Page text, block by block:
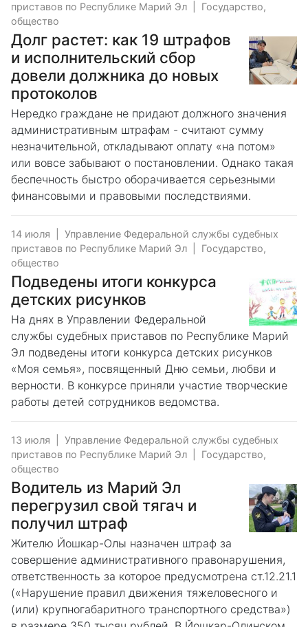
приставов по Республике Марий Эл
Государство,
общество
Долг растет: как 19 штрафов
и исполнительский сбор
довели должника до новых
протоколов
Нередко граждане не придают должного значения
административным штрафам - считают сумму
незначительной, откладывают оплату «на потом»
или вовсе забывают о постановлении. Однако такая
беспечность быстро оборачивается серьезными
финансовыми и правовыми последствиями.
14 июля
Управление Федеральной службы судебных
приставов по Республике Марий Эл
Государство,
общество
Подведены итоги конкурса
детских рисунков
На днях в Управлении Федеральной
службы судебных приставов по Республике Марий
Эл подведены итоги конкурса детских рисунков
«Моя семья», посвященный Дню семьи, любви и
верности. В конкурсе приняли участие творческие
работы детей сотрудников ведомства.
13 июля
Управление Федеральной службы судебных
приставов по Республике Марий Эл
Государство,
общество
Водитель из Марий Эл
перегрузил свой тягач и
получил штраф
Жителю Йошкар-Олы назначен штраф за
совершение административного правонарушения,
ответственность за которое предусмотрена ст.12.21.1
(«Нарушение правил движения тяжеловесного и
(или) крупногабаритного транспортного средства»)